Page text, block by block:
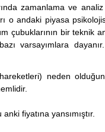
zamanlama ve analiz
o andaki piyasa
çubuklarının bir teknik
varsayımlara
neden
fiyatına yansımıştır.